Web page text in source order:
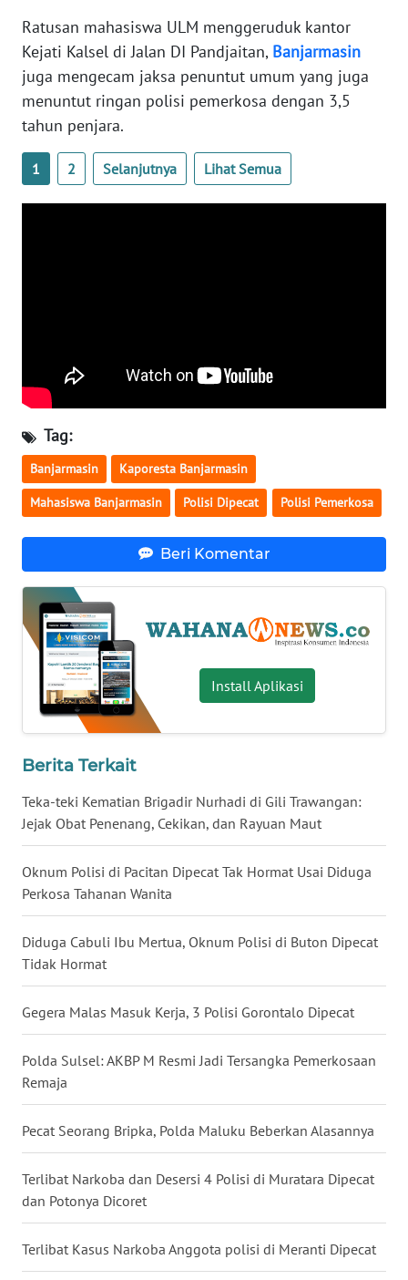
Ratusan mahasiswa ULM menggeruduk kantor
Kejati Kalsel di Jalan DI Pandjaitan, Banjarmasin
juga mengecam jaksa penuntut umum yang juga
menuntut ringan polisi pemerkosa dengan 3,5
tahun penjara.
1 2 Selanjutnya Lihat Semua
Tag:
Banjarmasin Kaporesta Banjarmasin
Mahasiswa Banjarmasin Polisi Dipecat Polisi Pemerkosa
Beri Komentar
Install Aplikasi
Berita Terkait
Teka-teki Kematian Brigadir Nurhadi di Gili Trawangan:
Jejak Obat Penenang, Cekikan, dan Rayuan Maut
Oknum Polisi di Pacitan Dipecat Tak Hormat Usai Diduga
Perkosa Tahanan Wanita
Diduga Cabuli Ibu Mertua, Oknum Polisi di Buton Dipecat
Tidak Hormat
Gegera Malas Masuk Kerja, 3 Polisi Gorontalo Dipecat
Polda Sulsel: AKBP M Resmi Jadi Tersangka Pemerkosaan
Remaja
Pecat Seorang Bripka, Polda Maluku Beberkan Alasannya
Terlibat Narkoba dan Desersi 4 Polisi di Muratara Dipecat
dan Potonya Dicoret
Terlibat Kasus Narkoba Anggota polisi di Meranti Dipecat
JABAR
BANTEN
WN
NTT
WN
BARAT
WN
RIAU
WN
SERAMBI
WN
SULTRA
WN
NTB
WN
WN
SULBAR
WN
BABEL
WN
SUMBAR
WN
SUMSEL
WN
LAMPUNG
JATENG